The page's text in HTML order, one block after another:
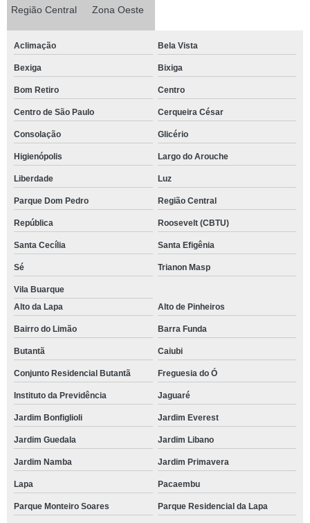
Região Central Zona Oeste
Aclimação Bela Vista
Bexiga Bixiga
Bom Retiro Centro
Centro de São Paulo Cerqueira César
Consolação Glicério
Higienópolis Largo do Arouche
Liberdade Luz
Parque Dom Pedro Região Central
República Roosevelt (CBTU)
Santa Cecília Santa Efigênia
Sé Trianon Masp
Vila Buarque
Alto da Lapa
Alto de Pinheiros
Bairro do Limão Barra Funda
Butantã Caiubi
Conjunto Residencial Butantã Freguesia do Ó
Instituto da Previdência Jaguaré
Jardim Bonfiglioli Jardim Everest
Jardim Guedala Jardim Libano
Jardim Namba Jardim Primavera
Lapa Pacaembu
Parque Monteiro Soares Parque Residencial da Lapa